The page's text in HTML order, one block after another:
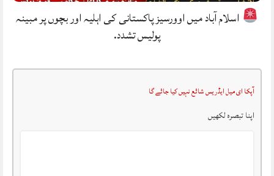
اسلام آباد میں اوورسیز پاکستانی کی اہلیہ اور بچوں پر مبینہ
پولیس تشدد.
آپکا ای میل ایڈریس شائع نہیں کیا جائے گا
اپنا تبصرہ لکھیں